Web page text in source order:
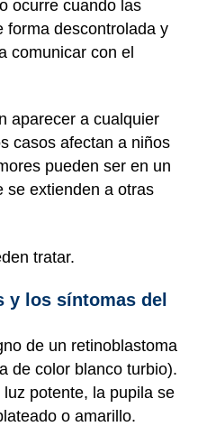
ocurre cuando las
forma descontrolada y
comunicar con el
aparecer a cualquier
casos afectan a niños
pueden ser en un
se extienden a otras
tratar.
y los síntomas del
de un retinoblastoma
de color blanco turbio).
potente, la pupila se
o amarillo.